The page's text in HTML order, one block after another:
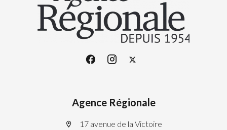
Agence Régionale
17 avenue de la Victoire